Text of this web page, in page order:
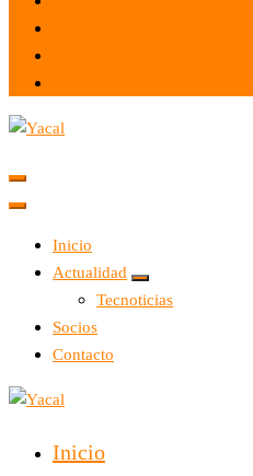
Yacal micro hosting
Inicio
Actualidad
Tecnoticias
Socios
Contacto
Yacal micro hosting
Inicio